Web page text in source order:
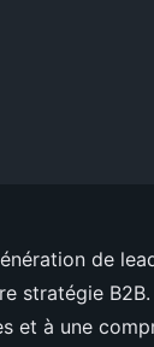
de
stratégie
et à une